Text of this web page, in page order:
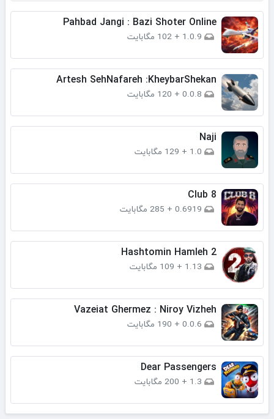
Pahbad Jangi : Bazi Shoter Online
1.0.9
+ 102 مگابایت
Artesh SehNafareh :KheybarShekan
0.0.8
+ 120 مگابایت
Naji
1.0
+ 129 مگابایت
Club 8
0.6919
+ 285 مگابایت
Hashtomin Hamleh 2
1.13
+ 109 مگابایت
Vazeiat Ghermez : Niroy Vizheh
0.0.6
+ 190 مگابایت
Dear Passengers
1.3
+ 200 مگابایت